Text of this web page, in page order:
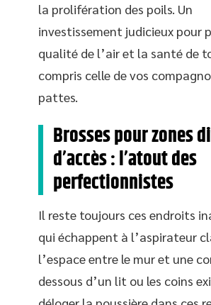
la prolifération des poils. Un
investissement judicieux pour
qualité de l’air et la santé de
compris celle de vos
pattes.
Brosses pour zones
d’accès : l’atout des
perfectionnistes
Il reste toujours ces endroits
qui échappent à l’aspirateur
l’espace entre le mur et une
dessous d’un lit ou les coins